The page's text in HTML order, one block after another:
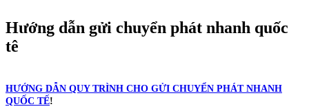
Hướng dẫn gửi chuyển phát nhanh quốc
tê
HƯỚNG DẪN QUY TRÌNH CHO GỬI CHUYỂN PHÁT NHANH
QUỐC TẾ!